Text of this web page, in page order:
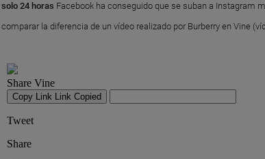
solo 24 horas Facebook ha conseguido que se suban a Instagram
comparar la diferencia de un vídeo realizado por Burberry en Vine